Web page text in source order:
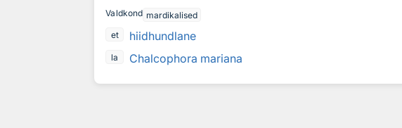
Valdkond mardikalised
et
hiidhundlane
la Chalcophora mariana